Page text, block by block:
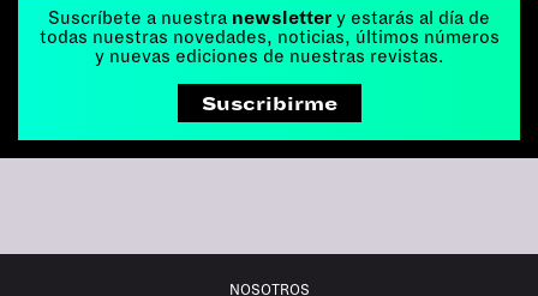
Suscríbete a nuestra newsletter y estarás al día de
todas nuestras novedades, noticias, últimos números
y nuevas ediciones de nuestras revistas.
Suscribirme
NOSOTROS